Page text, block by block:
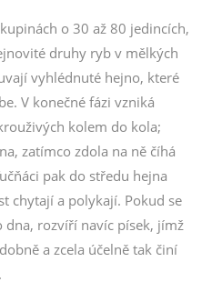
o 30 až 80 jedincích,
druhy ryb v mělkých
vyhlédnuté hejno, které
V konečné fázi vzniká
kolem do kola;
zatímco zdola na ně číhá
pak do středu hejna
chytají a polykají. Pokud se
rozvíří navíc písek, jímž
a zcela účelně tak činí